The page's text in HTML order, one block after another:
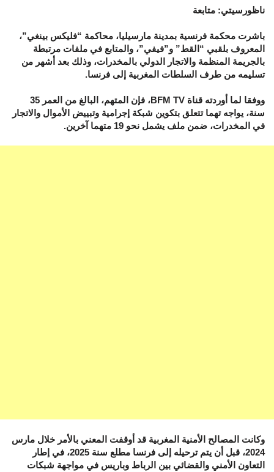
ناظورسيتي: متابعة
باشرت محكمة فرنسية بمدينة مارسيليا، محاكمة “فليكس بينغي”،
المعروف بلقبي “القط” و”فيفي”، والمتابع في ملفات مرتبطة
بالجريمة المنظمة والاتجار الدولي بالمخدرات، وذلك بعد أشهر من
تسليمه من طرف السلطات المغربية إلى فرنسا.
ووفقا لما أوردته قناة BFM TV، فإن المتهم، البالغ من العمر 35
سنة، يواجه تهما تتعلق بتكوين شبكة إجرامية وتبييض الأموال والاتجار
في المخدرات، ضمن ملف يشمل نحو 19 متهما آخرين.
وكانت المصالح الأمنية المغربية قد أوقفت المعني بالأمر خلال مارس
2024، قبل أن يتم ترحيله إلى فرنسا مطلع سنة 2025، في إطار
التعاون الأمني والقضائي بين الرباط وباريس في مواجهة شبكات